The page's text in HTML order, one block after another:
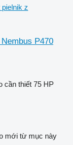
z
P470
cần thiết 75 HP
mới từ mục này